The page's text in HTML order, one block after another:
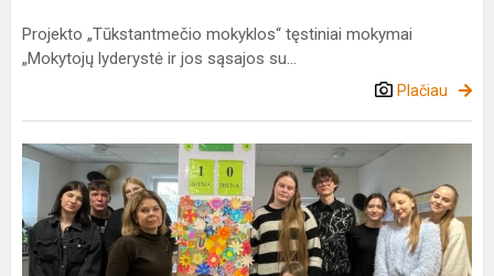
Projekto „Tūkstantmečio mokyklos“ tęstiniai mokymai
„Mokytojų lyderystė ir jos sąsajos su...
Plačiau
Emocinės
būsenos
įtaka
kūrybai.
Kūrybinės